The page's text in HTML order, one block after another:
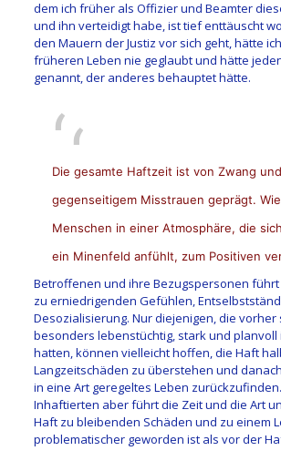
dem ich früher als Offizier und Beamter
und ihn verteidigt habe, ist tief enttäuscht
den Mauern der Justiz vor sich geht, hätte
früheren Leben nie geglaubt und hätte
genannt, der anderes behauptet hätte.
Die gesamte Haftzeit ist von Zwang und
gegenseitigem Misstrauen geprägt.
Menschen in einer Atmosphäre, die
ein Minenfeld anfühlt, zum Positiven
Betroffenen und ihre Bezugspersonen führt
zu erniedrigenden Gefühlen,
Desozialisierung. Nur diejenigen, die vorher
besonders lebenstüchtig, stark und planvoll
hatten, können vielleicht hoffen, die Haft
Langzeitschäden zu überstehen und
in eine Art geregeltes Leben
Inhaftierten aber führt die Zeit und die Art
Haft zu bleibenden Schäden und zu einem
problematischer geworden ist als vor der